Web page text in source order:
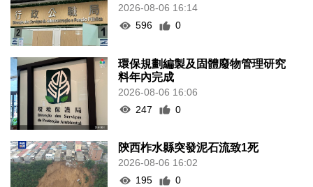
2026-08-06 16:14
596
0
環保規劃編製及固體廢物管理研究
料年內完成
2026-08-06 16:06
247
0
陝西柞水縣突發泥石流致1死
2026-08-06 16:02
195
0